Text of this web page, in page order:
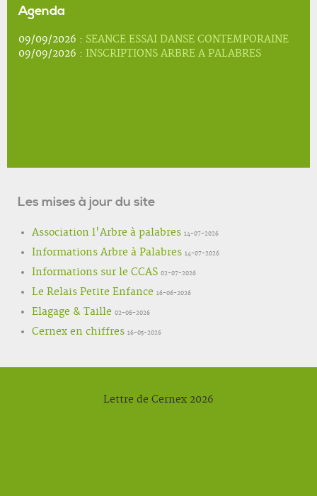
Agenda
09/09/2026 : SEANCE ESSAI DANSE CONTEMPORAINE
09/09/2026 : INSCRIPTIONS ARBRE A PALABRES
Les mises à jour du site
Association l'Arbre à palabres 14-07-2026
Informations Arbre à Palabres 14-07-2026
Informations sur le CCAS 02-07-2026
Le Relais Petite Enfance 16-06-2026
Elagage & Taille 02-06-2026
Cernex en chiffres 16-05-2026
Lettre de Cernex 2026